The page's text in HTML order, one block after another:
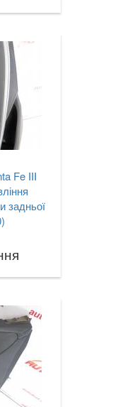
Fe III
задньої